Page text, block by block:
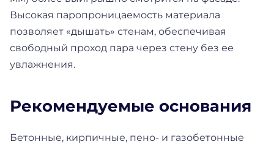
Высокая паропроницаемость материала
позволяет «дышать» стенам, обеспечивая
свободный проход пара через стену без ее
увлажнения.
Рекомендуемые основания
Бетонные, кирпичные, пено- и газобетонные